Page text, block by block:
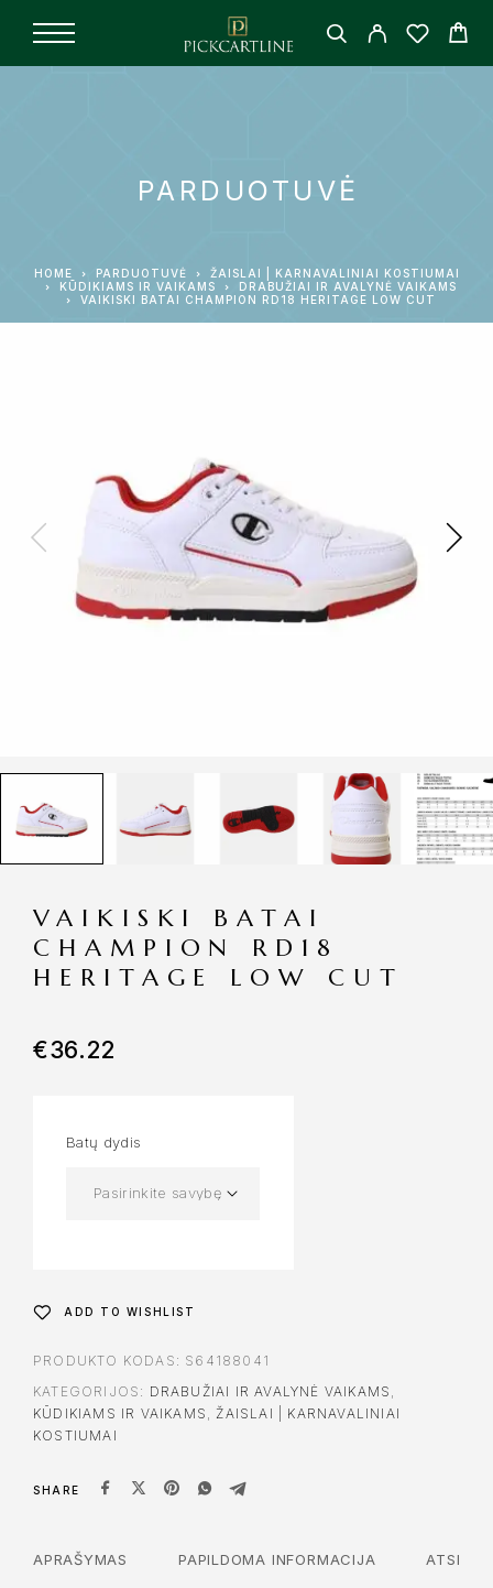
PARDUOTUVĖ
HOME PARDUOTUVĖ
ŽAISLAI | KARNAVALINIAI KOSTIUMAI
KŪDIKIAMS IR VAIKAMS
DRABUŽIAI IR AVALYNĖ VAIKAMS
VAIKISKI BATAI CHAMPION RD18 HERITAGE LOW CUT
VAIKISKI BATAI
CHAMPION RD18
HERITAGE LOW CUT
€36.22
Batų dydis
ADD TO WISHLIST
PRODUKTO KODAS: S64188041
KATEGORIJOS: DRABUŽIAI IR AVALYNĖ VAIKAMS
KŪDIKIAMS IR VAIKAMS
ŽAISLAI | KARNAVALINIAI
KOSTIUMAI
SHARE
APRAŠYMAS PAPILDOMA INFORMACIJA